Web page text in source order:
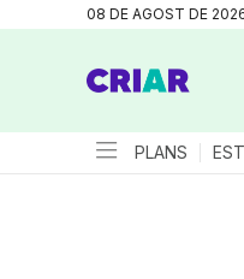
08 DE AGOST DE
PLANS